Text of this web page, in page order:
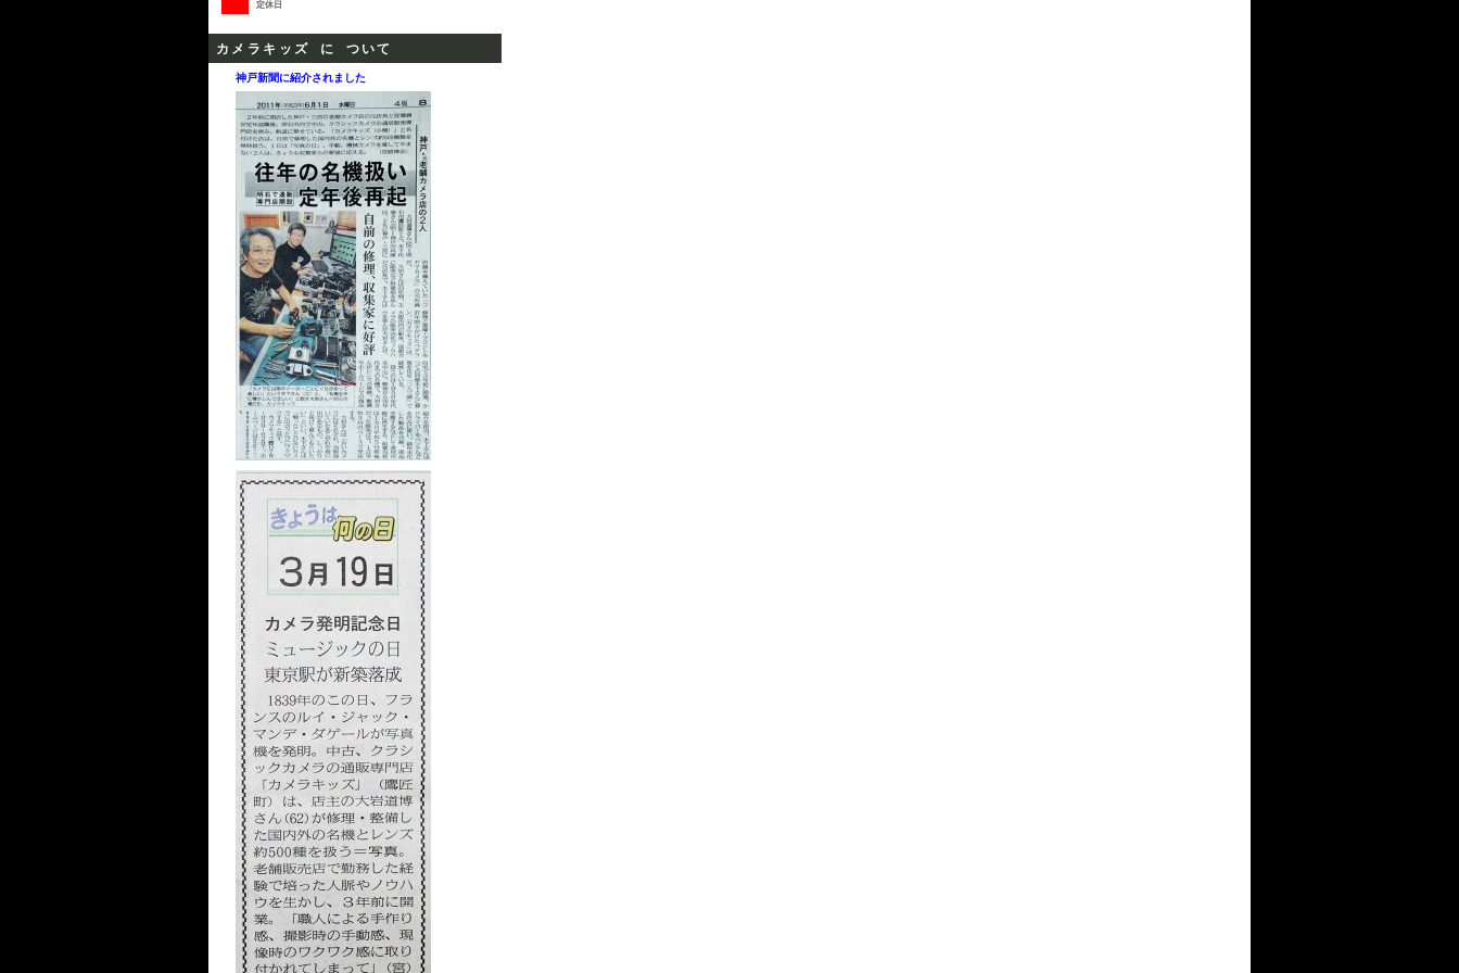
定休日
カメラキッズ に ついて
神戸新聞に紹介されました